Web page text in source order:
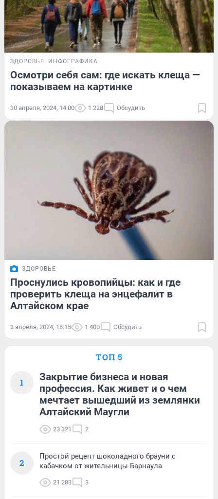
ЗДОРОВЬЕ ИНФОГРАФИКА
Осмотри себя сам: где искать клеща —
показываем на картинке
30 апреля, 2024, 14:00 1 228 Обсудить
ЗДОРОВЬЕ
Проснулись кровопийцы: как и где
проверить клеща на энцефалит в
Алтайском крае
3 апреля, 2024, 16:15 1 400 Обсудить
ТОП 5
1
Закрытие бизнеса и новая
профессия. Как живет и о чем
мечтает вышедший из землянки
Алтайский Маугли
23 321 2
2
Простой рецепт шоколадного брауни с
кабачком от жительницы Барнаула
21 283 3